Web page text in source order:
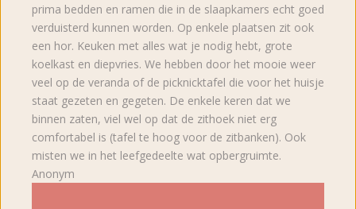
prima bedden en ramen die in de slaapkamers echt goed
verduisterd kunnen worden. Op enkele plaatsen zit ook
een hor. Keuken met alles wat je nodig hebt, grote
koelkast en diepvries. We hebben door het mooie weer
veel op de veranda of de picknicktafel die voor het huisje
staat gezeten en gegeten. De enkele keren dat we
binnen zaten, viel wel op dat de zithoek niet erg
comfortabel is (tafel te hoog voor de zitbanken). Ook
misten we in het leefgedeelte wat opbergruimte.
Anonym